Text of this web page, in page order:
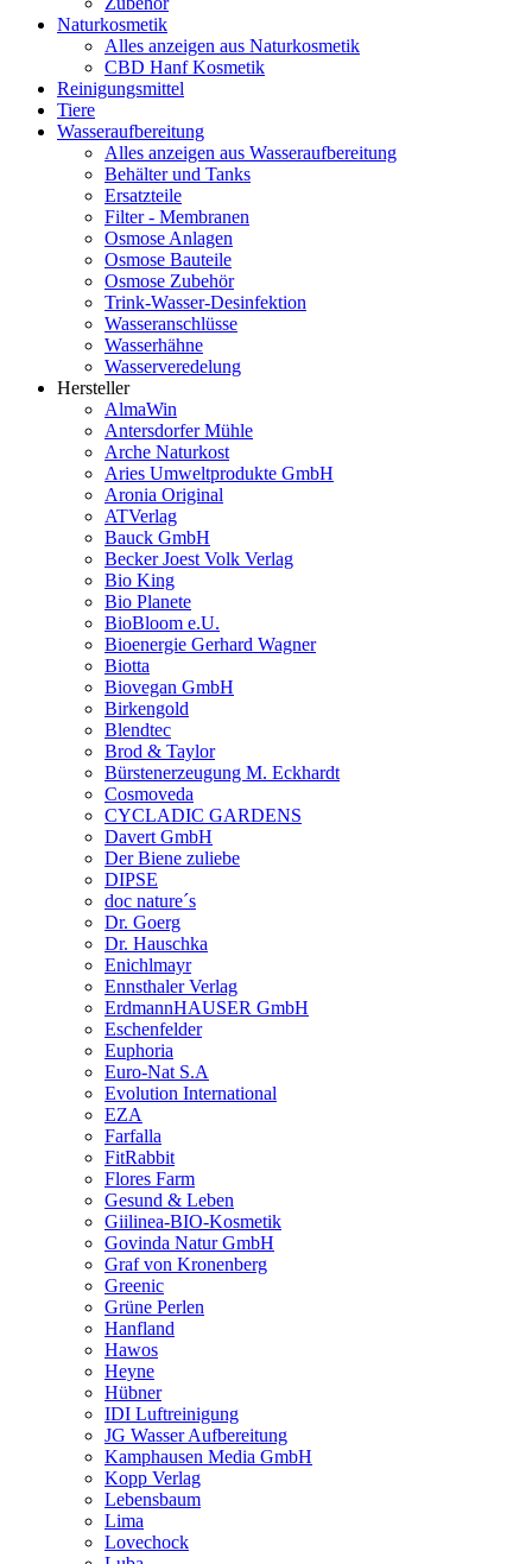
Naturkosmetik
Alles anzeigen aus Naturkosmetik
CBD Hanf Kosmetik
Reinigungsmittel
Tiere
Wasseraufbereitung
Alles anzeigen aus Wasseraufbereitung
Behälter und Tanks
Ersatzteile
Filter - Membranen
Osmose Anlagen
Osmose Bauteile
Osmose Zubehör
Trink-Wasser-Desinfektion
Wasseranschlüsse
Wasserhähne
Wasserveredelung
Hersteller
AlmaWin
Antersdorfer Mühle
Arche Naturkost
Aries Umweltprodukte GmbH
Aronia Original
ATVerlag
Bauck GmbH
Becker Joest Volk Verlag
Bio King
Bio Planete
BioBloom e.U.
Bioenergie Gerhard Wagner
Biotta
Biovegan GmbH
Birkengold
Blendtec
Brod & Taylor
Bürstenerzeugung M. Eckhardt
Cosmoveda
CYCLADIC GARDENS
Davert GmbH
Der Biene zuliebe
DIPSE
doc nature´s
Dr. Goerg
Dr. Hauschka
Enichlmayr
Ennsthaler Verlag
ErdmannHAUSER GmbH
Eschenfelder
Euphoria
Euro-Nat S.A
Evolution International
EZA
Farfalla
FitRabbit
Flores Farm
Gesund & Leben
Giilinea-BIO-Kosmetik
Govinda Natur GmbH
Graf von Kronenberg
Greenic
Grüne Perlen
Hanfland
Hawos
Heyne
Hübner
IDI Luftreinigung
JG Wasser Aufbereitung
Kamphausen Media GmbH
Kopp Verlag
Lebensbaum
Lima
Lovechock